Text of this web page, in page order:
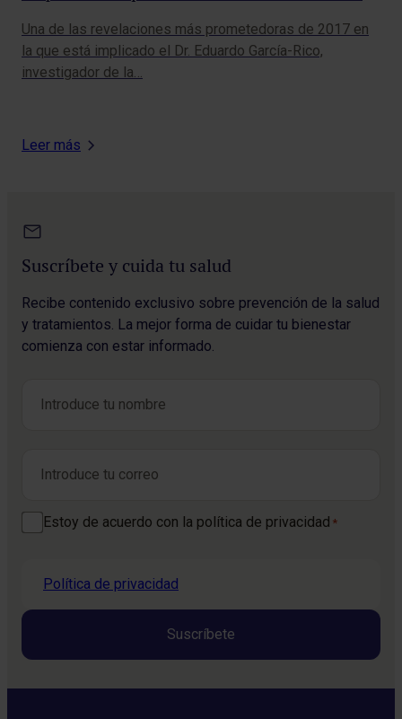
2017
Una de las revelaciones más prometedoras de 2017 en
la que está implicado el Dr. Eduardo García-Rico,
investigador de la…
Leer más
Suscríbete y cuida tu salud
Recibe contenido exclusivo sobre prevención de la salud
y tratamientos. La mejor forma de cuidar tu bienestar
comienza con estar informado.
Consentimiento *
Estoy de acuerdo con la política de privacidad *
Política de privacidad